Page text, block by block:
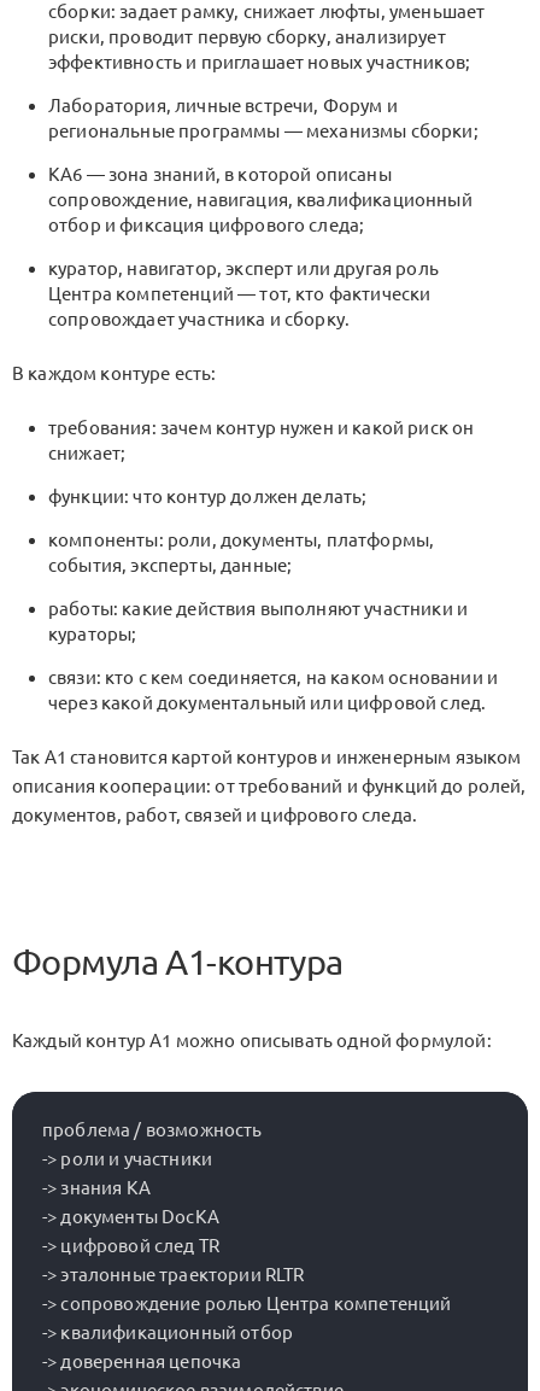
сборки: задает рамку, снижает люфты, уменьшает
риски, проводит первую сборку, анализирует
эффективность и приглашает новых участников;
Лаборатория, личные встречи, Форум и
региональные программы — механизмы сборки;
KA6 — зона знаний, в которой описаны
сопровождение, навигация, квалификационный
отбор и фиксация цифрового следа;
куратор, навигатор, эксперт или другая роль
Центра компетенций — тот, кто фактически
сопровождает участника и сборку.
В каждом контуре есть:
требования: зачем контур нужен и какой риск он
снижает;
функции: что контур должен делать;
компоненты: роли, документы, платформы,
события, эксперты, данные;
работы: какие действия выполняют участники и
кураторы;
связи: кто с кем соединяется, на каком основании и
через какой документальный или цифровой след.
Так A1 становится картой контуров и инженерным языком
описания кооперации: от требований и функций до ролей,
документов, работ, связей и цифрового следа.
Формула A1-контура
Каждый контур A1 можно описывать одной формулой:
проблема / возможность
-> роли и участники
-> знания KA
-> документы DocKA
-> цифровой след TR
-> эталонные траектории RLTR
-> сопровождение ролью Центра компетенций
-> квалификационный отбор
-> доверенная цепочка